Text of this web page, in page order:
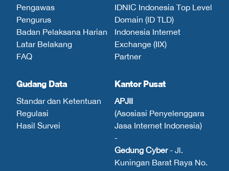
Pengawas
Pengurus
Badan Pelaksana Harian
Latar Belakang
FAQ
IDNIC Indonesia Top Level
Domain (ID TLD)
Indonesia Internet
Exchange (IIX)
Partner
Gudang Data
Standar dan Ketentuan
Regulasi
Hasil Survei
Kantor Pusat
APJII
(Asosiasi Penyelenggara
Jasa Internet Indonesia)
-
Gedung Cyber- Jl.
Kuningan Barat Raya No.